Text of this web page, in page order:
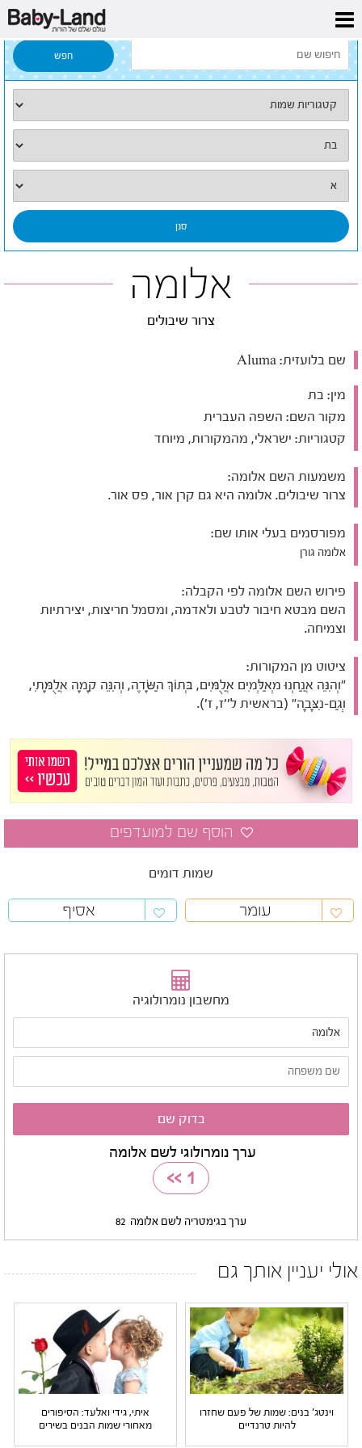
דף הבית
אלומה
צרור שיבולים
שם בלועזית:
מין: בת
מקור השם: השפה העברית
קטגוריות: ישראלי, מהמקורות, מיוחד
משמעות השם אלומה:
צרור שיבולים. אלומה היא גם קרן אור, פס אור.
מפורסמים בעלי אותו שם:
אלומה גורן
פירוש השם אלומה לפי הקבלה:
השם מבטא חיבור לטבע ולאדמה, ומסמל חריצות, יצירתיות
וצמיחה.
ציטוט מן המקורות:
"וְהִנֵּה אֲנַחְנוּ מְאַלְּמִים אֲלֻמִּים, בְּתוֹךְ הַשָּׂדֶה, וְהִנֵּה קָמָה אֲלֻמָּתִי,
וְגַם-נִצָּבָה" (בראשית ל''ז, ז').
שמות דומים
עומר אסיף
מחשבון נומרולוגיה
ערך נומרולוגי לשם אלומה
1
>>
ערך בגימטריה לשם אלומה 82
אולי יעניין אותך גם
וינטג' בנים: שמות של פעם שחזרו
להיות טרנדיים
איתי, גידי ואלעד: הסיפורים
מאחורי שמות הבנים בשירים